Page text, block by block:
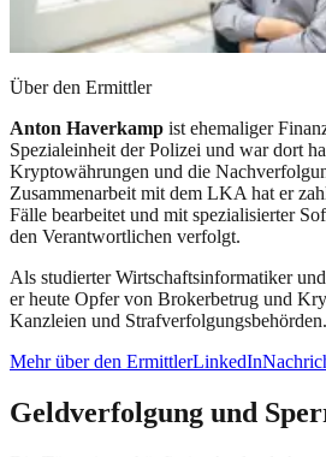
Über den Ermittler
Anton Haverkamp ist ehemaliger
Spezialeinheit der Polizei und war dort
Kryptowährungen und die
Zusammenarbeit mit dem LKA hat er
Fälle bearbeitet und mit spezialisierter
den Verantwortlichen verfolgt.
Als studierter Wirtschaftsinformatiker
er heute Opfer von Brokerbetrug und
Kanzleien und Strafverfolgungsbehörden.
Mehr über den ErmittlerLinkedIn
Geldverfolgung und